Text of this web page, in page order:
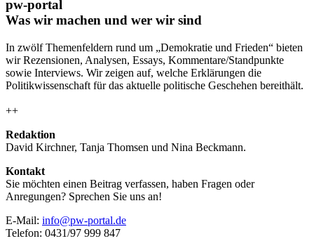
pw-portal
Was wir machen und wer wir sind
In zwölf Themenfeldern rund um „Demokratie und Frieden“ bieten
wir Rezensionen, Analysen, Essays, Kommentare/Standpunkte
sowie Interviews. Wir zeigen auf, welche Erklärungen die
Politikwissenschaft für das aktuelle politische Geschehen bereithält.
++
Redaktion
David Kirchner, Tanja Thomsen und Nina Beckmann.
Kontakt
Sie möchten einen Beitrag verfassen, haben Fragen oder
Anregungen? Sprechen Sie uns an!
E-Mail: info@pw-portal.de
Telefon: 0431/97 999 847